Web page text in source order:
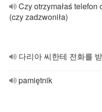
Czy otrzymałaś telefon
(czy zadzwoniła)
다리아 씨한테 전화를
pamiętnik